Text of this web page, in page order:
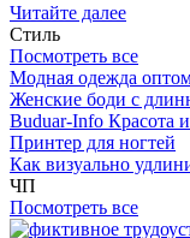
Читайте далее
Стиль
Посмотреть все
Модная одежда
Женские боди с
Buduar-Info Красота
Принтер для ногтей
Как визуально
ЧП
Посмотреть все